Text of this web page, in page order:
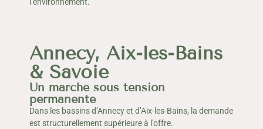
Annecy, Aix-les-Bains
& Savoie
Un marché sous tension
permanente
Dans les bassins d’Annecy et d’Aix-les-Bains, la demande
est structurellement supérieure à l’offre.